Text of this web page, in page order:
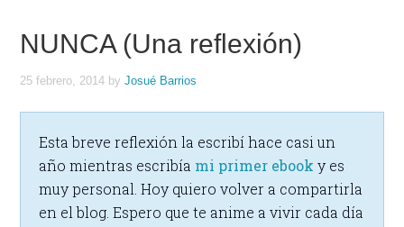
NUNCA (Una reflexión)
25 febrero, 2014 byJosué Barrios
Esta breve reflexión la escribí hace casi un
año mientras escribía mi primer ebook y es
muy personal. Hoy quiero volver a compartirla
en el blog. Espero que te anime a vivir cada día